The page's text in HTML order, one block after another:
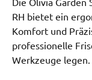
Die Olivia Garden
RH bietet ein
Komfort und
professionelle
Werkzeuge legen.